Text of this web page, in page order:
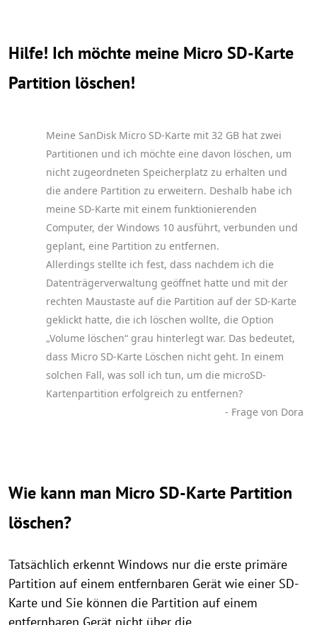
Hilfe! Ich möchte meine Micro SD-Karte
Partition löschen!
Meine SanDisk Micro SD-Karte mit 32 GB hat zwei
Partitionen und ich möchte eine davon löschen, um
nicht zugeordneten Speicherplatz zu erhalten und
die andere Partition zu erweitern. Deshalb habe ich
meine SD-Karte mit einem funktionierenden
Computer, der Windows 10 ausführt, verbunden und
geplant, eine Partition zu entfernen.
Allerdings stellte ich fest, dass nachdem ich die
Datenträgerverwaltung geöffnet hatte und mit der
rechten Maustaste auf die Partition auf der SD-Karte
geklickt hatte, die ich löschen wollte, die Option
„Volume löschen“ grau hinterlegt war. Das bedeutet,
dass Micro SD-Karte Löschen nicht geht. In einem
solchen Fall, was soll ich tun, um die microSD-
Kartenpartition erfolgreich zu entfernen?
- Frage von Dora
Wie kann man Micro SD-Karte Partition
löschen?
Tatsächlich erkennt Windows nur die erste primäre
Partition auf einem entfernbaren Gerät wie einer SD-
Karte und Sie können die Partition auf einem